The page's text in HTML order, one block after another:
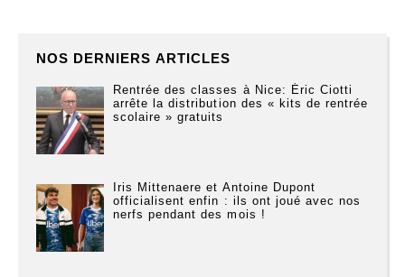
NOS DERNIERS ARTICLES
Rentrée des classes à Nice: Éric Ciotti
arrête la distribution des « kits de rentrée
scolaire » gratuits
Iris Mittenaere et Antoine Dupont
officialisent enfin : ils ont joué avec nos
nerfs pendant des mois !